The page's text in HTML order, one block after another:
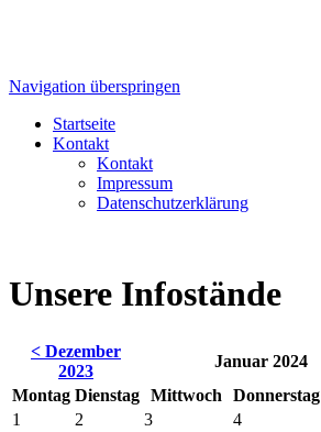
Navigation überspringen
Startseite
Kontakt
Kontakt
Impressum
Datenschutzerklärung
Unsere Infostände
< Dezember
2023
Januar 2024
Montag Dienstag Mittwoch Donnerstag
1
2 3 4